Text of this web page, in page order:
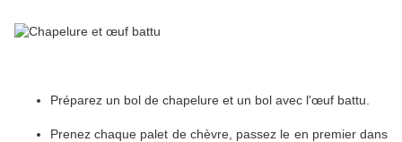
Préparez un bol de chapelure et un bol avec l'œuf battu.
Prenez chaque palet de chèvre, passez le en premier dans